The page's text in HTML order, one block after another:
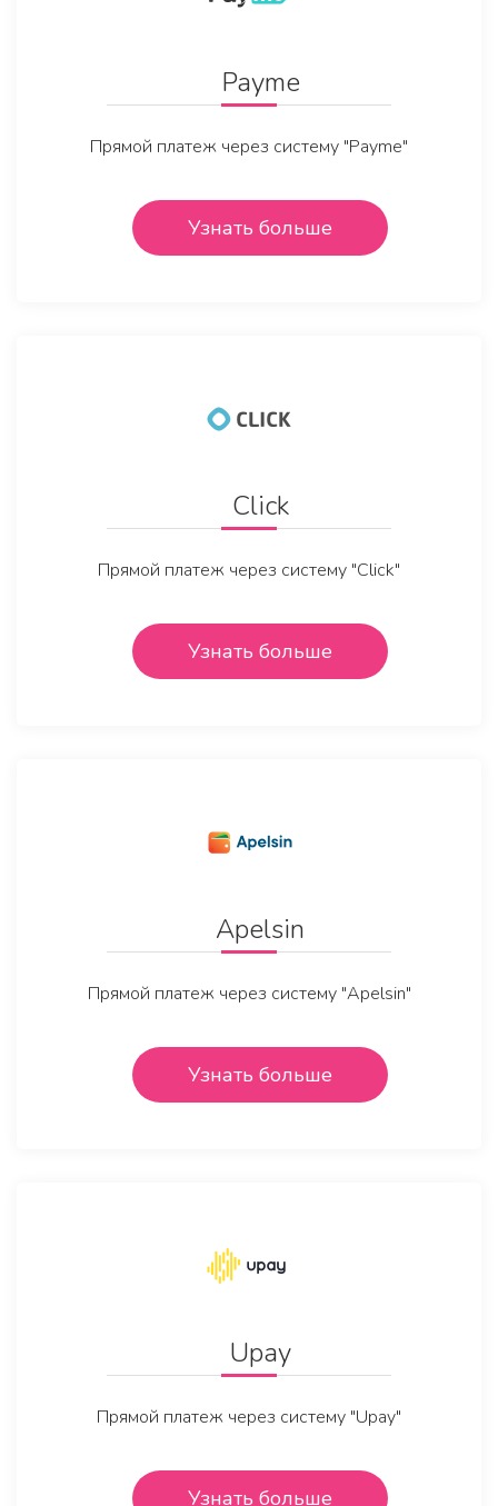
Payme
Прямой платеж через систему "Payme"
Узнать больше
Click
Прямой платеж через систему "Click"
Узнать больше
Apelsin
Прямой платеж через систему "Apelsin"
Узнать больше
Upay
Прямой платеж через систему "Upay"
Узнать больше